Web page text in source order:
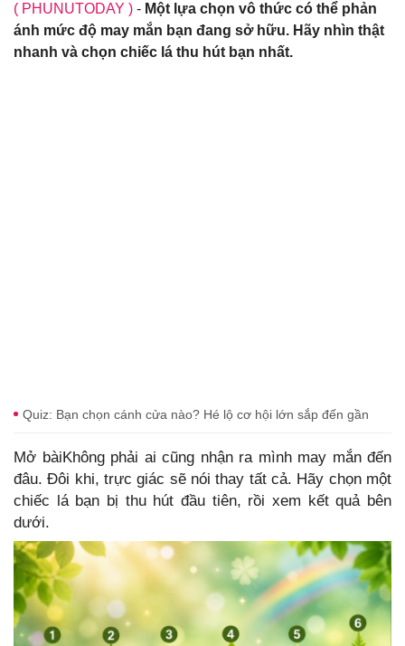
( PHUNUTODAY ) - Một lựa chọn vô thức có thể phản
ánh mức độ may mắn bạn đang sở hữu. Hãy nhìn thật
nhanh và chọn chiếc lá thu hút bạn nhất.
Quiz: Bạn chọn cánh cửa nào? Hé lộ cơ hội lớn sắp đến gần
Mở bàiKhông phải ai cũng nhận ra mình may mắn đến
đâu. Đôi khi, trực giác sẽ nói thay tất cả. Hãy chọn một
chiếc lá bạn bị thu hút đầu tiên, rồi xem kết quả bên
dưới.